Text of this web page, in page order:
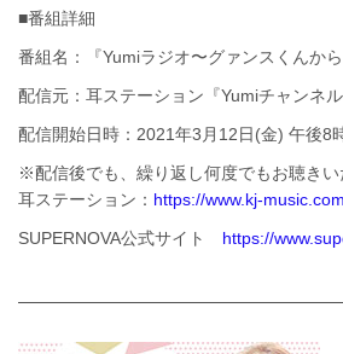
■番組詳細
番組名：『Yumiラジオ〜グァンスくんから
配信元：耳ステーション『Yumiチャンネ
配信開始日時：2021年3月12日(金) 午後8
※配信後でも、繰り返し何度でもお聴きい
耳ステーション： https://www.kj-
SUPERNOVA公式サイト https://